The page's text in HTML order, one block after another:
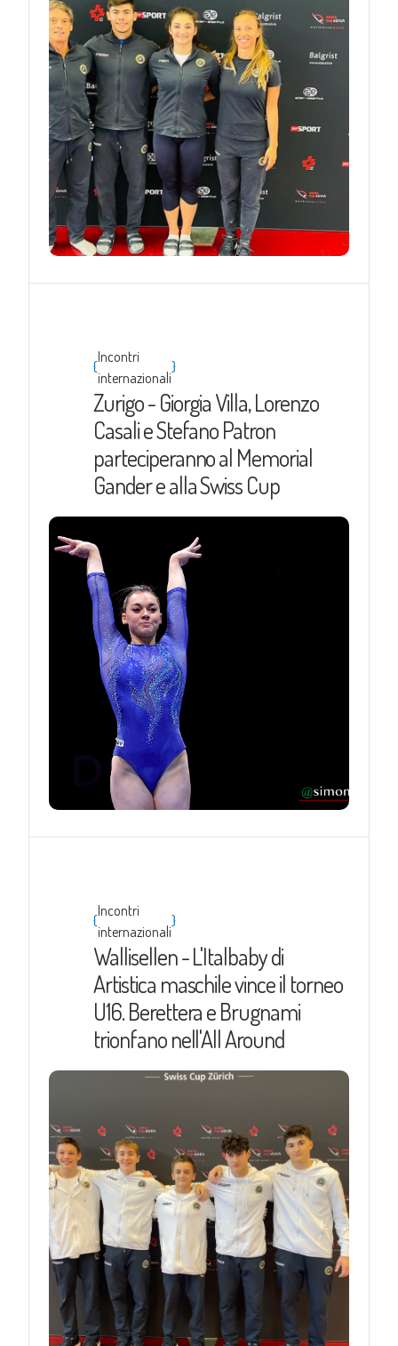
{
Incontri
internazionali
}
Zurigo - Giorgia Villa, Lorenzo
Casali e Stefano Patron
parteciperanno al Memorial
Gander e alla Swiss Cup
{
Incontri
internazionali
}
Wallisellen - L'Italbaby di
Artistica maschile vince il torneo
U16. Berettera e Brugnami
trionfano nell'All Around